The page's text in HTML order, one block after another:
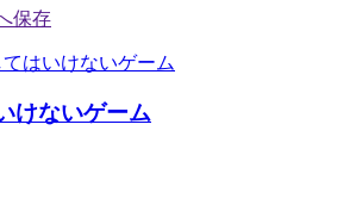
けないゲーム